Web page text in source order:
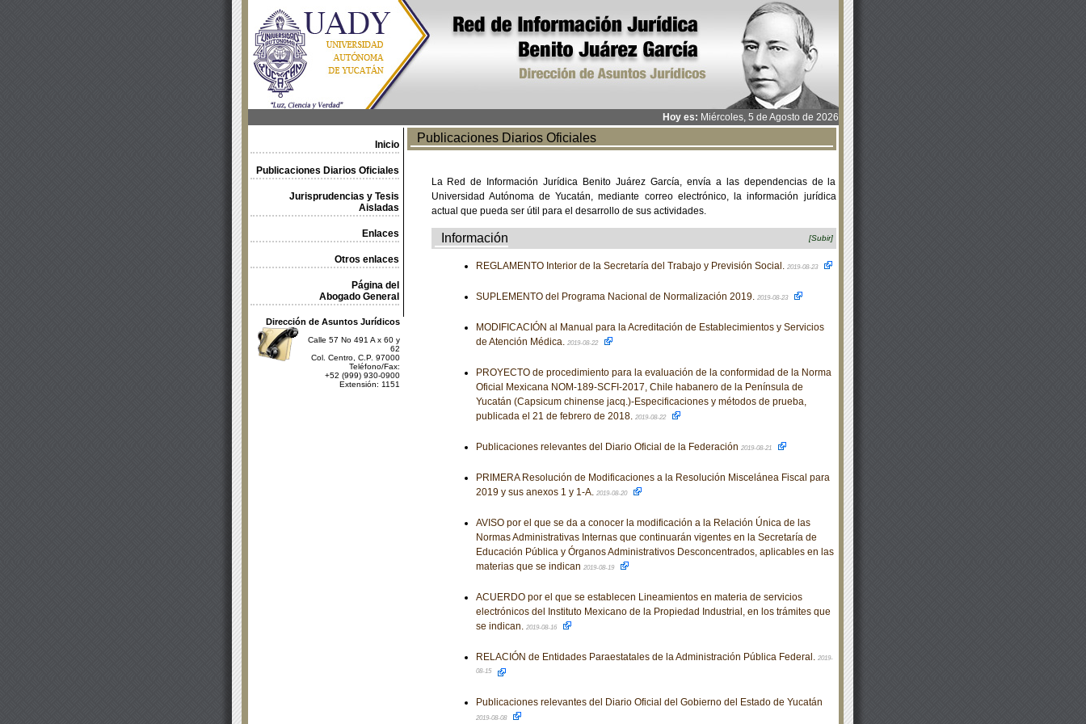
Hoy es: Miércoles, 5 de Agosto de 2026
Inicio
Publicaciones Diarios Oficiales
Jurisprudencias y Tesis
Aisladas
Enlaces
Otros enlaces
Página del
Abogado General
Dirección de Asuntos Jurídicos
Calle 57 No 491 A x 60 y
62
Col. Centro, C.P. 97000
Teléfono/Fax:
+52 (999) 930-0900
Extensión: 1151
Publicaciones Diarios Oficiales
La Red de Información Jurídica Benito Juárez García, envía a las dependencias de la
Universidad Autónoma de Yucatán, mediante correo electrónico, la información jurídica
actual que pueda ser útil para el desarrollo de sus actividades.
Información [Subir]
REGLAMENTO Interior de la Secretaría del Trabajo y Previsión Social. 2019-08-23
SUPLEMENTO del Programa Nacional de Normalización 2019. 2019-08-23
MODIFICACIÓN al Manual para la Acreditación de Establecimientos y Servicios
de Atención Médica. 2019-08-22
PROYECTO de procedimiento para la evaluación de la conformidad de la Norma
Oficial Mexicana NOM-189-SCFI-2017, Chile habanero de la Península de
Yucatán (Capsicum chinense jacq.)-Especificaciones y métodos de prueba,
publicada el 21 de febrero de 2018. 2019-08-22
Publicaciones relevantes del Diario Oficial de la Federación 2019-08-21
PRIMERA Resolución de Modificaciones a la Resolución Miscelánea Fiscal para
2019 y sus anexos 1 y 1-A. 2019-08-20
AVISO por el que se da a conocer la modificación a la Relación Única de las
Normas Administrativas Internas que continuarán vigentes en la Secretaría de
Educación Pública y Órganos Administrativos Desconcentrados, aplicables en las
materias que se indican 2019-08-19
ACUERDO por el que se establecen Lineamientos en materia de servicios
electrónicos del Instituto Mexicano de la Propiedad Industrial, en los trámites que
se indican. 2019-08-16
RELACIÓN de Entidades Paraestatales de la Administración Pública Federal. 2019-
08-15
Publicaciones relevantes del Diario Oficial del Gobierno del Estado de Yucatán
2019-08-08